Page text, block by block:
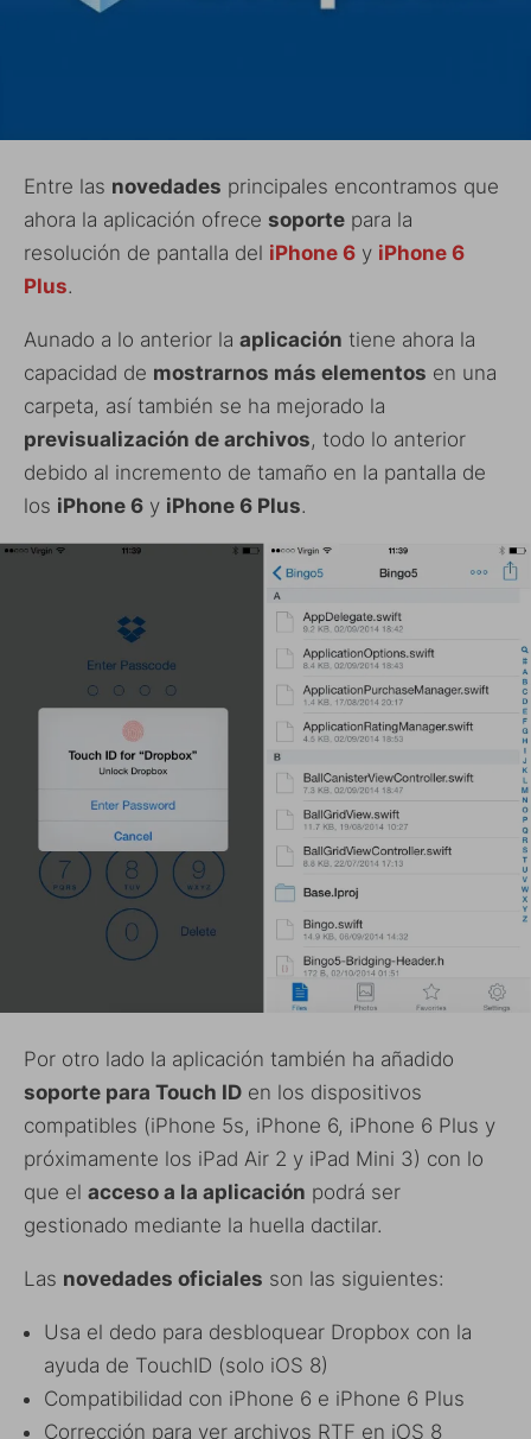
Entre las novedades principales encontramos que
ahora la aplicación ofrece soporte para la
resolución de pantalla del iPhone 6 y iPhone 6
Plus.
Aunado a lo anterior la aplicación tiene ahora la
capacidad de mostrarnos más elementos en una
carpeta, así también se ha mejorado la
previsualización de archivos, todo lo anterior
debido al incremento de tamaño en la pantalla de
los iPhone 6 y iPhone 6 Plus.
Por otro lado la aplicación también ha añadido
soporte para Touch ID en los dispositivos
compatibles (iPhone 5s, iPhone 6, iPhone 6 Plus y
próximamente los iPad Air 2 y iPad Mini 3) con lo
que el acceso a la aplicación podrá ser
gestionado mediante la huella dactilar.
Las novedades oficiales son las siguientes:
Usa el dedo para desbloquear Dropbox con la
ayuda de TouchID (solo iOS 8)
Compatibilidad con iPhone 6 e iPhone 6 Plus
Corrección para ver archivos RTF en iOS 8